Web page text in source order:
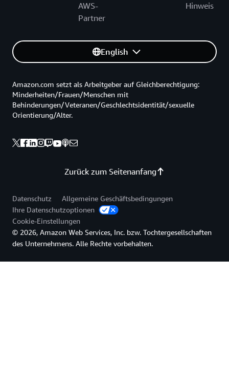
AWS-
Partner
Hinweis
English
Zurück zum Seitenanfang
Amazon.com setzt als Arbeitgeber auf Gleichberechtigung:
Minderheiten/Frauen/Menschen mit
Behinderungen/Veteranen/Geschlechtsidentität/sexuelle
Orientierung/Alter.
Datenschutz
Allgemeine Geschäftsbedingungen
Ihre Datenschutzoptionen
Cookie-Einstellungen
© 2026, Amazon Web Services, Inc. bzw. Tochtergesellschaften
des Unternehmens. Alle Rechte vorbehalten.